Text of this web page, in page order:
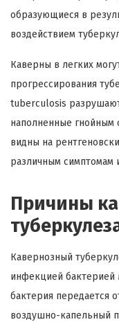
образующиеся в
воздействием
Каверны в легких
прогрессирования
tuberculosis
наполненные гнойным
видны на
различным симптомам
Причины
Кавернозный
инфекцией бактерией
бактерия передается
воздушно-капельный